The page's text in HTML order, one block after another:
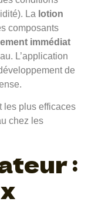
La lotion
composants
immédiat
L’application
de
: